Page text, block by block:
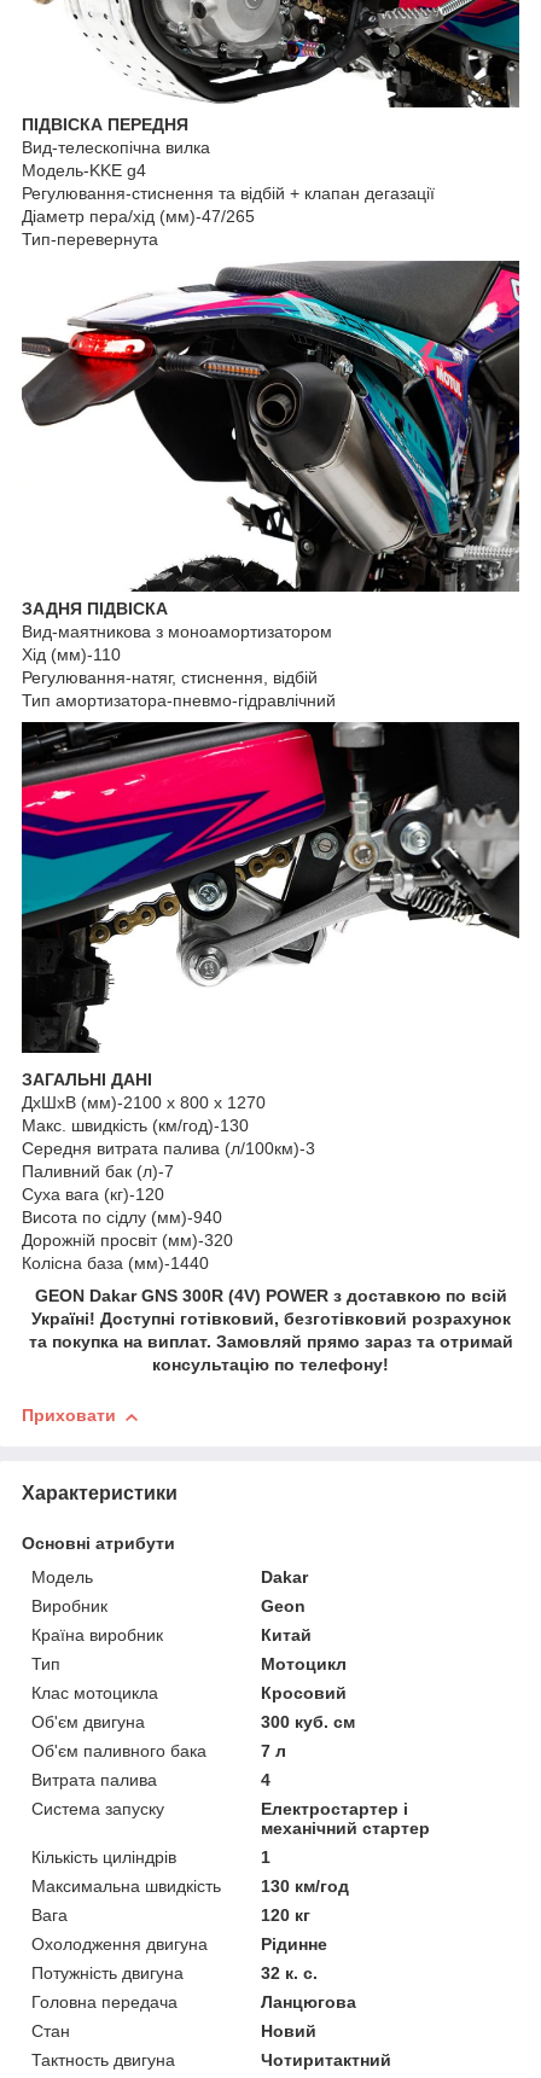
ПІДВІСКА ПЕРЕДНЯ
Вид-телескопічна вилка
Модель-KKE g4
Регулювання-стиснення та відбій + клапан дегазації
Діаметр пера/хід (мм)-47/265
Тип-перевернута
ЗАДНЯ ПІДВІСКА
Вид-маятникова з моноамортизатором
Хід (мм)-110
Регулювання-натяг, стиснення, відбій
Тип амортизатора-пневмо-гідравлічний
ЗАГАЛЬНІ ДАНІ
ДхШхВ (мм)-2100 x 800 x 1270
Макс. швидкість (км/год)-130
Середня витрата палива (л/100км)-3
Паливний бак (л)-7
Суха вага (кг)-120
Висота по сідлу (мм)-940
Дорожній просвіт (мм)-320
Колісна база (мм)-1440
GEON Dakar GNS 300R (4V) POWER з доставкою по всій
Україні! Доступні готівковий, безготівковий розрахунок
та покупка на виплат. Замовляй прямо зараз та отримай
консультацію по телефону!
Приховати
Характеристики
Основні атрибути
Модель
Dakar
Виробник
Geon
Країна виробник
Китай
Тип
Мотоцикл
Клас мотоцикла
Кросовий
Об'єм двигуна
300 куб. см
Об'єм паливного бака
7 л
Витрата палива
4
Система запуску
Електростартер і
механічний стартер
Кількість циліндрів
1
Максимальна швидкість
130 км/год
Вага
120 кг
Охолодження двигуна
Рідинне
Потужність двигуна
32 к. с.
Головна передача
Ланцюгова
Стан
Новий
Тактность двигуна
Чотиритактний